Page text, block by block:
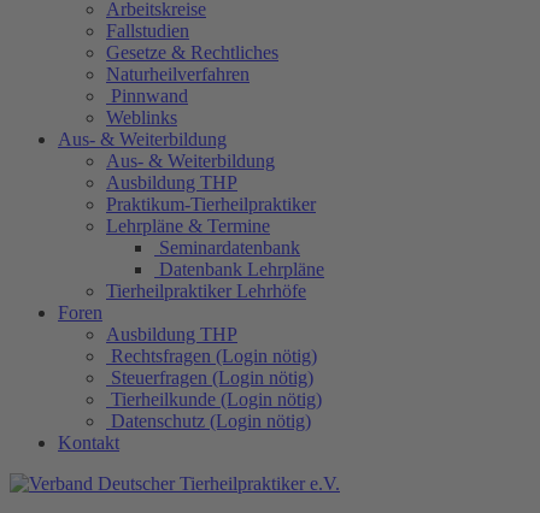
Arbeitskreise
Fallstudien
Gesetze & Rechtliches
Naturheilverfahren
Pinnwand
Weblinks
Aus- & Weiterbildung
Aus- & Weiterbildung
Ausbildung THP
Praktikum-Tierheilpraktiker
Lehrpläne & Termine
Seminardatenbank
Datenbank Lehrpläne
Tierheilpraktiker Lehrhöfe
Foren
Ausbildung THP
Rechtsfragen (Login nötig)
Steuerfragen (Login nötig)
Tierheilkunde (Login nötig)
Datenschutz (Login nötig)
Kontakt